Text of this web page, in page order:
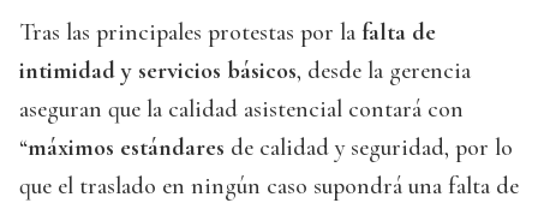
Tras las principales protestas por la falta de
intimidad y servicios básicos, desde la gerencia
aseguran que la calidad asistencial contará con
“máximos estándares de calidad y seguridad, por lo
que el traslado en ningún caso supondrá una falta de